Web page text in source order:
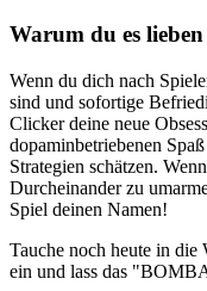
Warum du es
Wenn du dich nach
sind und sofortige
Clicker deine neue
dopaminbetriebenen
Strategien schätzen.
Durcheinander zu
Spiel deinen Namen!
Tauche noch heute in
ein und lass das